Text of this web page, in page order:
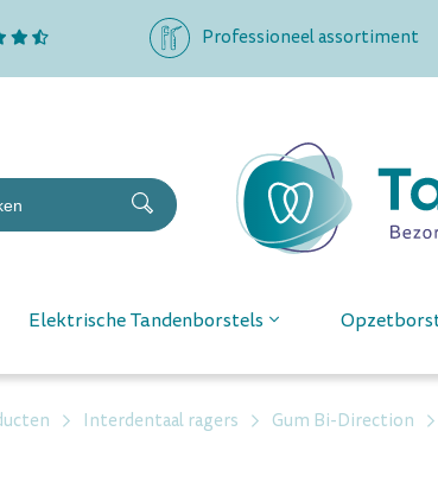
Professioneel assortiment
Elektrische Tandenborstels
Interdentaal ragers Gum Bi-Direction